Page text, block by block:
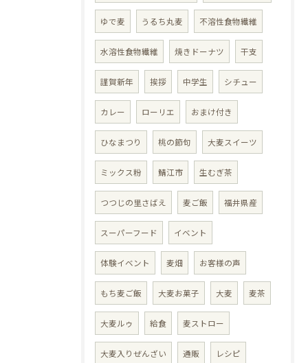
ゆで麦 うるち丸麦 不溶性食物繊維
水溶性食物繊維 焼きドーナツ 干支
謹賀新年 挨拶 中学生 シチュー
カレー ローリエ おまけ付き
ひなまつり 桃の節句 大麦スイーツ
ミックス粉 鯖江市 生むぎ茶
つつじの里さばえ 麦ご飯 福井県産
スーパーフード イベント
体験イベント 麦畑 お客様の声
もち麦ご飯 大麦お菓子 大麦 麦茶
大麦ルゥ 給食 麦ストロー
大麦入りぜんざい 通販 レシピ